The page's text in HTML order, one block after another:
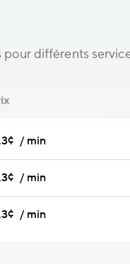
différents
/ min
/ min
/ min